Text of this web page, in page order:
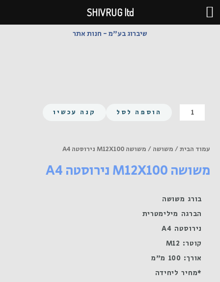
דילוג
לתוכן
שיברוג בע"מ - חנות אתר
כמות
של
M12X100
A4
הוספה לסל קנה עכשיו
עמוד הבית/ משושה / משושה M12X100 נירוסטה A4
משושה M12X100 נירוסטה A4
בורג משושה
הברגה מילימטרית
נירוסטה A4
קוטר: M12
אורך: 100 מ"מ
*מחיר ליחידה
SHIVRUG ltd